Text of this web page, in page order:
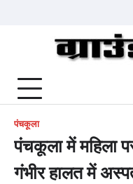
पंचकूला
पंचकूला में महिला
गंभीर हालत में